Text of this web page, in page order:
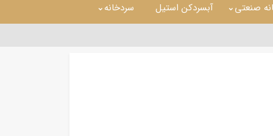
صنعتی آبسردکن استیل سردخانه